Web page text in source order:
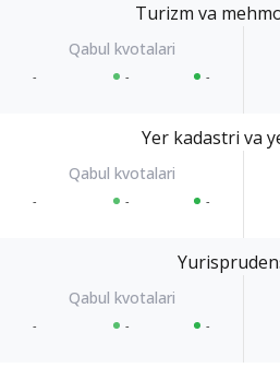
Turizm va
- - -
Yer kadastri va
- - -
- - -